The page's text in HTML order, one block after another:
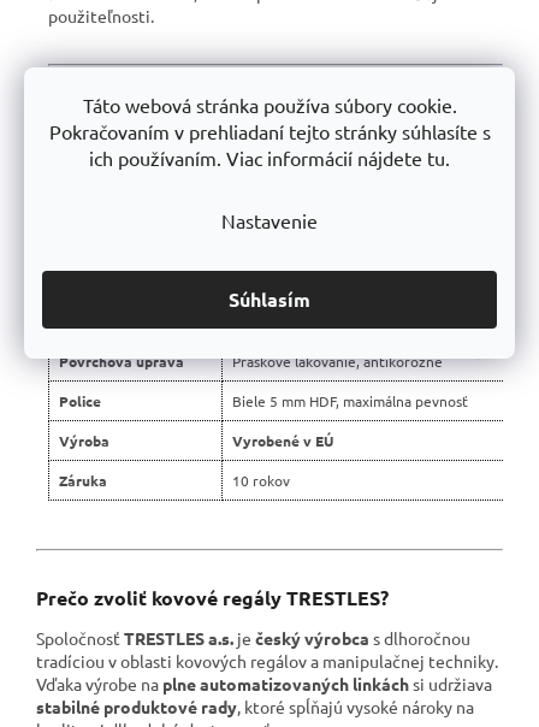
Táto webová stránka používa súbory cookie.
Pokračovaním v prehliadaní tejto stránky súhlasíte s
ich používaním. Viac informácií nájdete tu.
Nastavenie
Súhlasím
použiteľnosti.
📊 Porovnanie s bežnými regálmi na trhu:
Vlastnosť Regály Trestles 🏆
Povrchová úprava Práškové lakovanie, antikorózne
Police Biele 5 mm HDF, maximálna pevnosť
Výroba Vyrobené v EÚ
Záruka 10 rokov
Prečo zvoliť kovové regály TRESTLES?
Spoločnosť TRESTLES a.s. je český výrobca s dlhoročnou
tradíciou v oblasti kovových regálov a manipulačnej techniky.
Vďaka výrobe na plne automatizovaných linkáchsi udržiava
stabilné produktové rady , ktoré spĺňajú vysoké nároky na